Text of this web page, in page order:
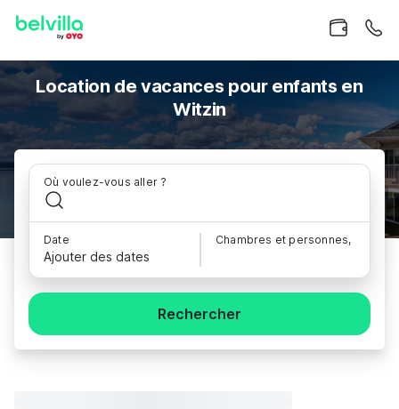
Location de vacances pour enfants en
Witzin
Où voulez-vous aller ?
Date
Ajouter des dates
Chambres et personnes,
Rechercher